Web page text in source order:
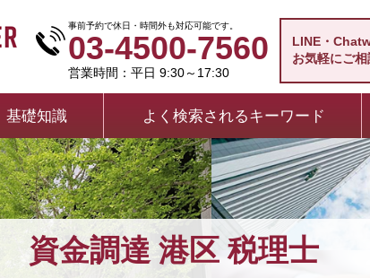
資金調達 港区 税理士
事前予約で休日・時間外も対応可能です。
03-4500-7560
営業時間：平日 9:30～17:30
LINE・
お気軽にご
基礎知識 よく検索されるキーワード